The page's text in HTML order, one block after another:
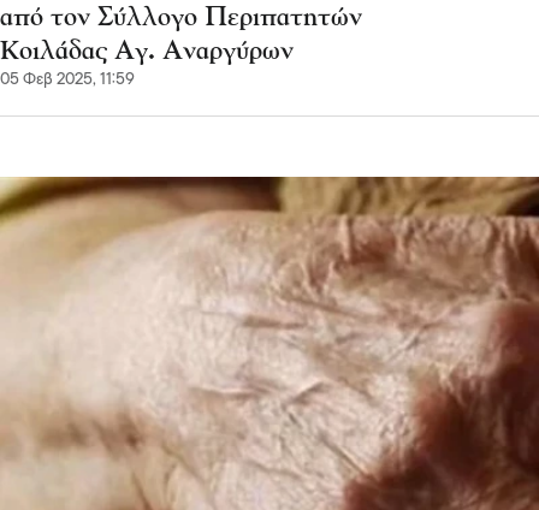
από τον Σύλλογο Περιπατητών
Κοιλάδας Αγ. Αναργύρων
05 Φεβ 2025, 11:59